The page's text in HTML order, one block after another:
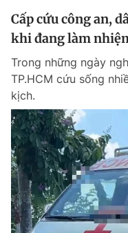
Cấp cứu công an,
khi đang làm
Trong những ngày
TP.HCM cứu sống
kịch.